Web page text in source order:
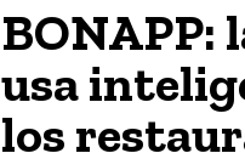
BONAPP:
usa
los